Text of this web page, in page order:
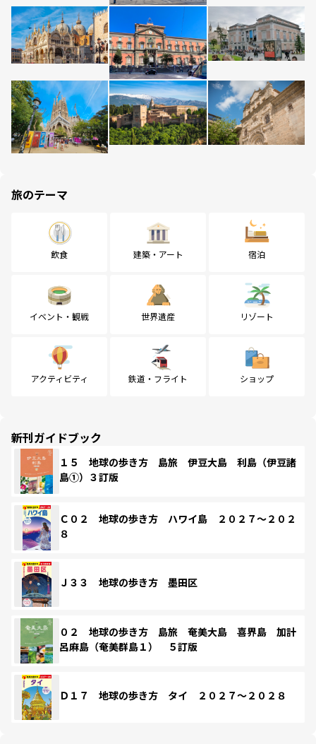
旅のテーマ
飲食 建築・アート 宿泊
イベント・観戦 世界遺産 リゾート
アクティビティ 鉄道・フライト ショップ
新刊ガイドブック
１５ 地球の歩き方 島旅 伊豆大島 利島（伊豆諸
島①）３訂版
Ｃ０２ 地球の歩き方 ハワイ島 ２０２７～２０２
８
Ｊ３３ 地球の歩き方 墨田区
０２ 地球の歩き方 島旅 奄美大島 喜界島 加計
呂麻島（奄美群島１） ５訂版
Ｄ１７ 地球の歩き方 タイ ２０２７～２０２８